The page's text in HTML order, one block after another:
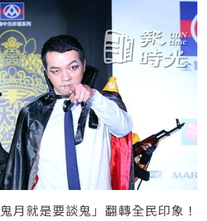
月就是要談鬼」翻轉全民印象！